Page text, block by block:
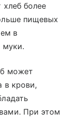
хлеб более
пищевых
в
муки.
может
в крови,
При этом